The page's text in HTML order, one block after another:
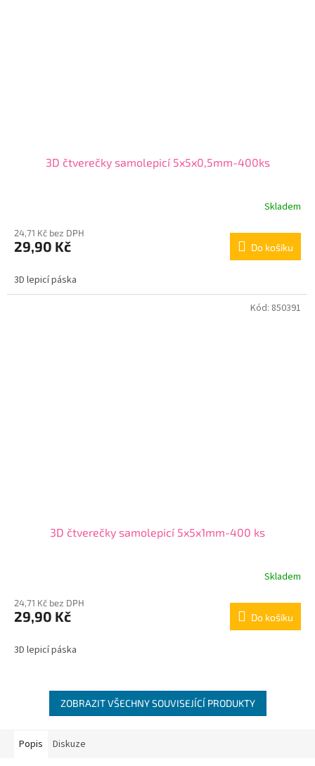
3D čtverečky samolepicí 5x5x0,5mm-400ks
Skladem
24,71 Kč bez DPH
29,90 Kč Do košíku
3D lepicí páska
3D čtverečky samolepicí 5x5x1mm-400 ks
Skladem
24,71 Kč bez DPH
29,90 Kč Do košíku
3D lepicí páska
Kód: 850391
ZOBRAZIT VŠECHNY SOUVISEJÍCÍ PRODUKTY
Popis Diskuze